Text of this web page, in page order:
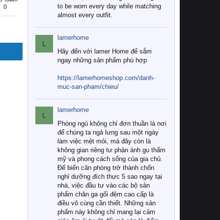
0
to be worn every day while matching
almost every outfit.
L
lamerhome
Hãy đến với lamer Home để sắm
ngay những sản phẩm phù hợp
https://lamerhomeshop.com/danh-
muc-san-pham/chieu/
L
lamerhome
Phòng ngủ không chỉ đơn thuần là nơi
để chúng ta ngả lưng sau một ngày
làm việc mệt mỏi, mà đây còn là
không gian riêng tư phản ánh gu thẩm
mỹ và phong cách sống của gia chủ.
Để biến căn phòng trở thành chốn
nghỉ dưỡng đích thực 5 sao ngay tại
nhà, việc đầu tư vào các bộ sản
phẩm chăn ga gối đệm cao cấp là
điều vô cùng cần thiết. Những sản
phẩm này không chỉ mang lại cảm